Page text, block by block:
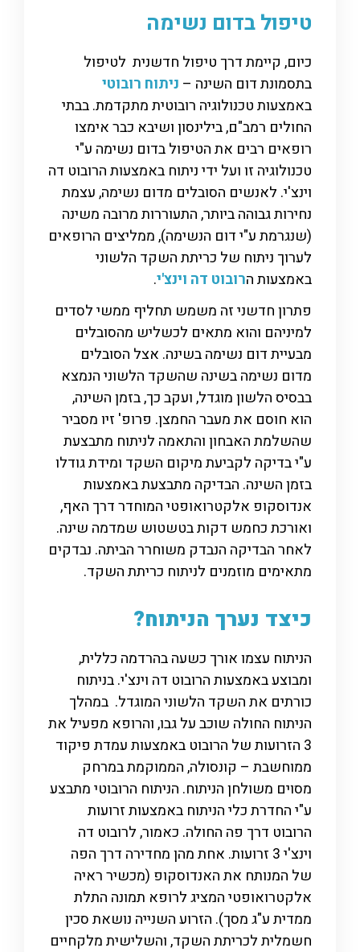
טיפול בדום נשימה
כיום, קיימת דרך טיפול חדשנית לטיפול
בתסמונת דום השינה – ניתוח רובוטי
באמצעות טכנולוגיה רובוטית מתקדמת. בבתי
החולים רמב"ם, בילינסון ושיבא כבר אימצו
רופאים רבים את הטיפול בדום נשימה ע"י
טכנולוגיה זו ועל ידי ניתוח באמצעות הרובוט דה
וינצ'י. לאנשים הסובלים מדום נשימה, עצמת
נחירות גבוהה ביותר, התעוררות מרובה משינה
(שנגרמת ע"י דום הנשימה), ממליצים הרופאים
לערוך ניתוח של כריתת השקד הלשוני
באמצעות הרובוט דה וינצ'י.
פתרון חדשני זה משמש תחליף ממשי לסדים
למיניהם והוא מתאים לכשליש מהסובלים
מבעיית דום נשימה בשינה. אצל הסובלים
מדום נשימה בשינה שהשקד הלשוני הנמצא
בבסיס הלשון מוגדל, ועקב כך, בזמן השינה,
הוא חוסם את מעבר החמצן. פרופ' זיו מסביר
שהשלמת האבחון והתאמה לניתוח מתבצעת
ע"י בדיקה לקביעת מיקום השקד ומידת גודלו
בזמן השינה. הבדיקה מתבצעת באמצעות
אנדוסקופ אלקטרואופטי המוחדר דרך האף,
ואורכת כחמש דקות בטשטוש שמדמה שינה.
לאחר הבדיקה הנבדק משוחרר הביתה. נבדקים
מתאימים מוזמנים לניתוח כריתת השקד.
כיצד נערך הניתוח?
הניתוח עצמו אורך כשעה בהרדמה כללית,
ומבוצע באמצעות הרובוט דה וינצ'י. בניתוח
כורתים את השקד הלשוני המוגדל. במהלך
הניתוח החולה שוכב על גבו, והרופא מפעיל את
3 הזרועות של הרובוט באמצעות עמדת פיקוד
ממוחשבת – קונסולה, הממוקמת במרחק
מסוים משולחן הניתוח. הניתוח הרובוטי מתבצע
ע"י החדרת כלי הניתוח באמצעות זרועות
הרובוט דרך פה החולה. כאמור, לרובוט דה
וינצ'י 3 זרועות. אחת מהן מחדירה דרך הפה
של המנותח את האנדוסקופ (מכשיר ראיה
אלקטרואופטי המציג לרופא תמונה התלת
ממדית ע"ג מסך). הזרוע השנייה נושאת סכין
חשמלית לכריתת השקד, והשלישית מלקחיים